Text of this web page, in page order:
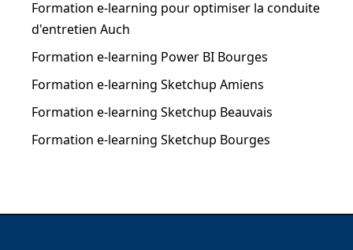
Formation e-learning pour optimiser la conduite
d'entretien Auch
Formation e-learning Power BI Bourges
Formation e-learning Sketchup Amiens
Formation e-learning Sketchup Beauvais
Formation e-learning Sketchup Bourges